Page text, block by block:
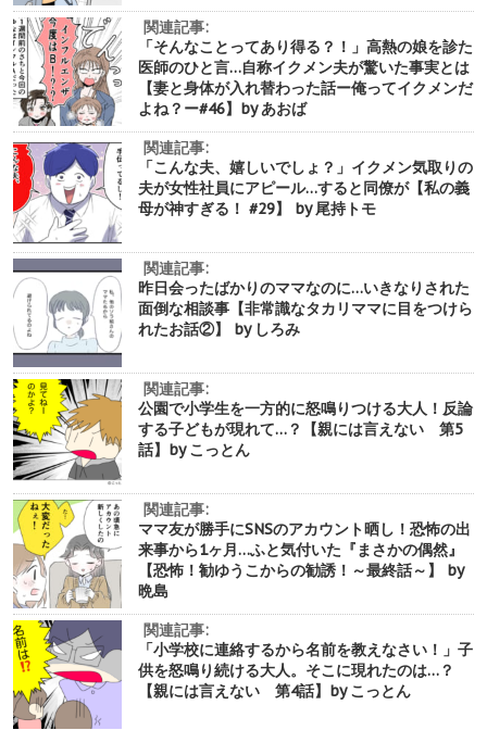
関連記事:
「そんなことってあり得る？！」高熱の娘を診た
医師のひと言…自称イクメン夫が驚いた事実とは
【妻と身体が入れ替わった話ー俺ってイクメンだ
よね？ー#46】by あおば
関連記事:
「こんな夫、嬉しいでしょ？」イクメン気取りの
夫が女性社員にアピール…すると同僚が【私の義
母が神すぎる！ #29】 by 尾持トモ
関連記事:
昨日会ったばかりのママなのに…いきなりされた
面倒な相談事【非常識なタカリママに目をつけら
れたお話②】 by しろみ
関連記事:
公園で小学生を一方的に怒鳴りつける大人！反論
する子どもが現れて…？【親には言えない 第5
話】by こっとん
関連記事:
ママ友が勝手にSNSのアカウント晒し！恐怖の出
来事から1ヶ月…ふと気付いた『まさかの偶然』
【恐怖！勧ゆうこからの勧誘！～最終話～】 by
晩島
関連記事:
「小学校に連絡するから名前を教えなさい！」子
供を怒鳴り続ける大人。そこに現れたのは…？
【親には言えない 第4話】by こっとん